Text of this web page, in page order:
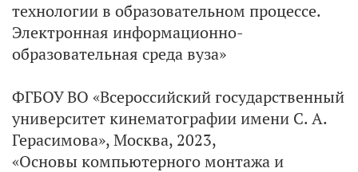
технологии в образовательном процессе.
Электронная информационно-
образовательная среда вуза»
ФГБОУ ВО «Всероссийский государственный
университет кинематографии имени С. А.
Герасимова», Москва, 2023,
«Основы компьютерного монтажа и